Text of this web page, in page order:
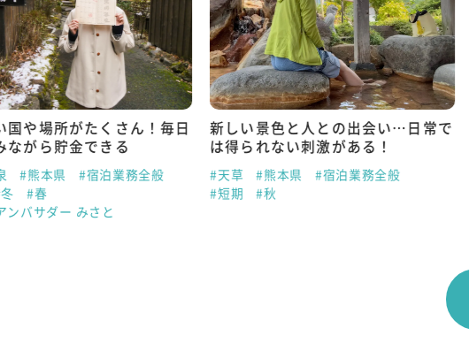
国や場所がたくさん！毎日
ながら貯金できる
#熊本県
#宿泊業務全般
#春
ンバサダー みさと
新しい景色と人との出会い…日常で
は得られない刺激がある！
#天草 #熊本県
#宿泊業務全般
#短期
#秋